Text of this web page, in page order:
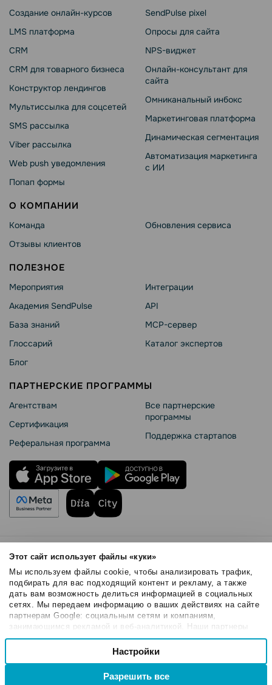
Этот сайт использует файлы «куки»
Мы используем файлы cookie, чтобы анализировать трафик,
подбирать для вас подходящий контент и рекламу, а также
дать вам возможность делиться информацией в социальных
сетях. Мы передаем информацию о ваших действиях на сайте
партнерам Google: социальным сетям и компаниям,
занимающимся рекламой и веб-аналитикой. Наши партнеры
могут комбинировать эти сведения с предоставленной вами
информацией, а также данными, которые они получили при
использовании вами их сервисов.
Выбор
Настройки
Разрешить все
Создание онлайн-курсов
LMS платформа
CRM
CRM для товарного бизнеса
Конструктор лендингов
Мультиссылка для соцсетей
SMS рассылка
Viber рассылка
Web push уведомления
Попап формы
SendPulse pixel
Опросы для сайта
NPS-виджет
Онлайн-консультант для
сайта
Омниканальный инбокс
Маркетинговая платформа
Динамическая сегментация
Автоматизация маркетинга
с ИИ
О КОМПАНИИ
Команда
Отзывы клиентов
Обновления сервиса
ПОЛЕЗНОЕ
Мероприятия
Академия SendPulse
База знаний
Глоссарий
Блог
Интеграции
API
MCP-сервер
Каталог экспертов
ПАРТНЕРСКИЕ ПРОГРАММЫ
Агентствам
Сертификация
Реферальная программа
Все партнерские
программы
Поддержка стартапов
Правила использования
Безопасность SendPulse
Политика конфиденциальности
Политика Cookies
© 2015 - 2026. ООО «СендПульс». Все права защищены.